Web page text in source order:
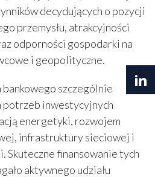
decydujących o pozycji
przemysłu, atrakcyjności
odporności gospodarki na
i geopolityczne.
szczególnie
inwestycyjnych
energetyki, rozwojem
infrastruktury sieciowej i
Skuteczne finansowanie tych
aktywnego udziału